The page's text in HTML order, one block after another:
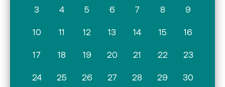
3
4 5 6 7 8
9
10
11 12 13 14 15
16
17
18 19 20 21 22
23
24
25 26 27 28 29
30